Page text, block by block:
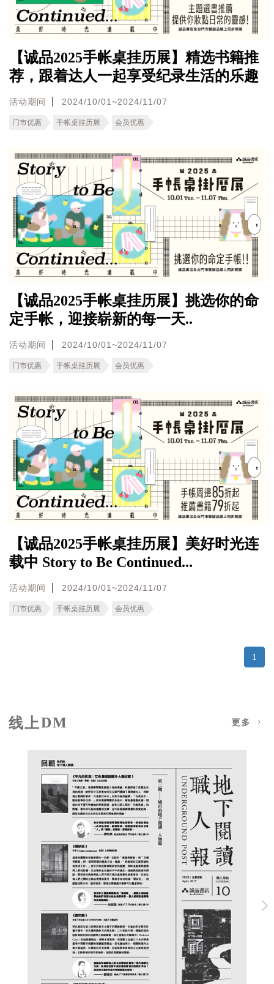
【诚品2025手帐桌挂历展】精选书籍推
荐，跟着达人一起享受纪录生活的乐趣
活动期间 2024/10/01~2024/11/07
门市优惠 手帐桌挂历展 会员优惠
【诚品2025手帐桌挂历展】挑选你的命
定手帐，迎接崭新的每一天..
活动期间 2024/10/01~2024/11/07
门市优惠 手帐桌挂历展 会员优惠
【诚品2025手帐桌挂历展】美好时光连
载中 Story to Be Continued...
活动期间 2024/10/01~2024/11/07
门市优惠 手帐桌挂历展 会员优惠
1
线上DM 更多